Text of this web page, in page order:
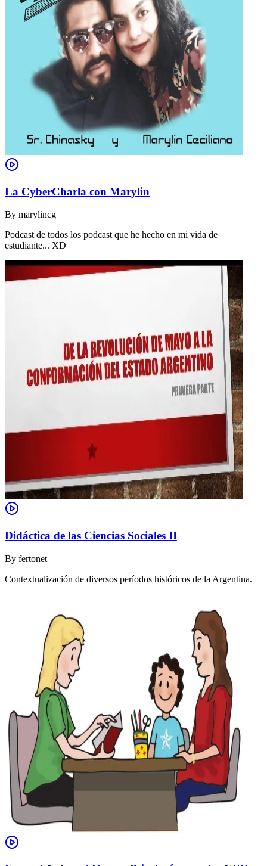
La CyberCharla con Marylin
By marylincg
Podcast de todos los podcast que he hecho en mi vida de
estudiante... XD
Didáctica de las Ciencias Sociales II
By fertonet
Contextualización de diversos períodos históricos de la Argentina.